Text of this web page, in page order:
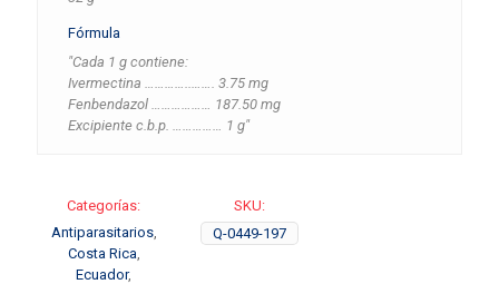
Fórmula
"Cada 1 g contiene:
Ivermectina …………..……. 3.75 mg
Fenbendazol ……………… 187.50 mg
Excipiente c.b.p. …………… 1 g"
Categorías:
Antiparasitarios,
Costa Rica,
Ecuador,
SKU:
Q-0449-197